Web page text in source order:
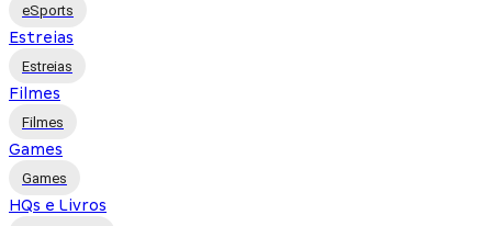
eSports
Estreias
Estreias
Filmes
Filmes
Games
Games
HQs e Livros